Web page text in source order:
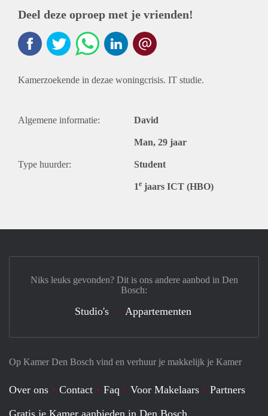
Deel deze oproep met je vrienden!
Kamerzoekende in dezae woningcrisis. IT studie.
Algemene informatie: David
Man, 29 jaar
Type huurder: Student
1e jaars ICT (HBO)
Op Kamer Den Bosch vind en verhuur je makkelijk je Kamer
Over ons Contact Faq Voor Makelaars
Partners
Gratis je Kamer aanbieden in Den Bosch
Niks leuks gevonden? Dit is ons andere aanbod in Den
Bosch:
Studio's Appartementen